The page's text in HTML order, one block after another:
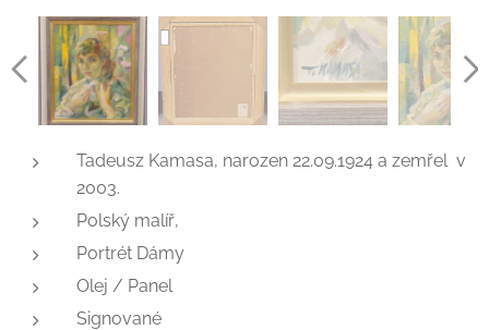
Tadeusz Kamasa (1924 – 2003)
Tadeusz Kamasa, narozen 22.09.1924 a zemřel v
2003.
Polský malíř,
Portrét Dámy
Olej / Panel
Signované